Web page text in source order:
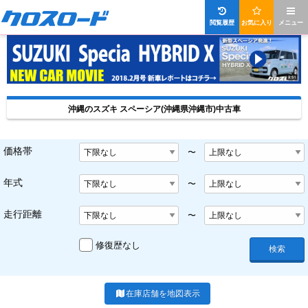
メニュー
お気に入り
閲覧履歴
沖縄のスズキ スペーシア(沖縄県沖縄市)中古車
価格帯 〜
年式 〜
走行距離 〜
修復歴なし 検索
在庫店舗を地図表示